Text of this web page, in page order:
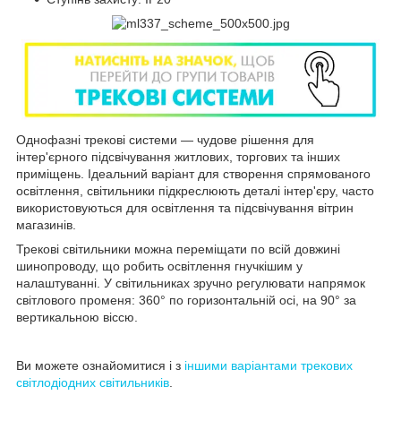
Однофазні трекові системи — чудове рішення для
інтер'єрного підсвічування житлових, торгових та інших
приміщень. Ідеальний варіант для створення спрямованого
освітлення, світильники підкреслюють деталі інтер'єру, часто
використовуються для освітлення та підсвічування вітрин
магазинів.
Трекові світильники можна переміщати по всій довжині
шинопроводу, що робить освітлення гнучкішим у
налаштуванні. У світильниках зручно регулювати напрямок
світлового променя: 360° по горизонтальній осі, на 90° за
вертикальною віссю.
Ви можете ознайомитися і з іншими варіантами трекових
світлодіодних світильників.